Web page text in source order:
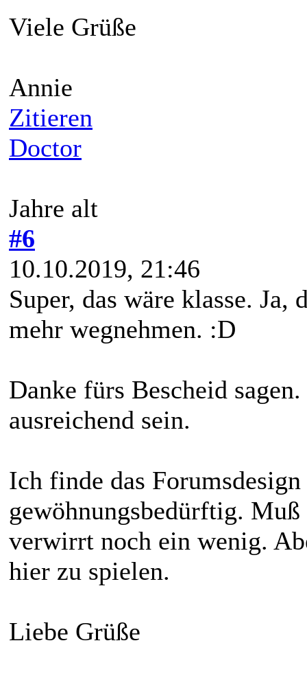
Viele Grüße
Annie
Zitieren
Doctor
Jahre alt
#6
10.10.2019, 21:46
Super, das wäre klasse.
mehr wegnehmen. :D
Danke fürs Bescheid
ausreichend sein.
Ich finde das
gewöhnungsbedürftig.
verwirrt noch ein wenig.
hier zu spielen.
Liebe Grüße